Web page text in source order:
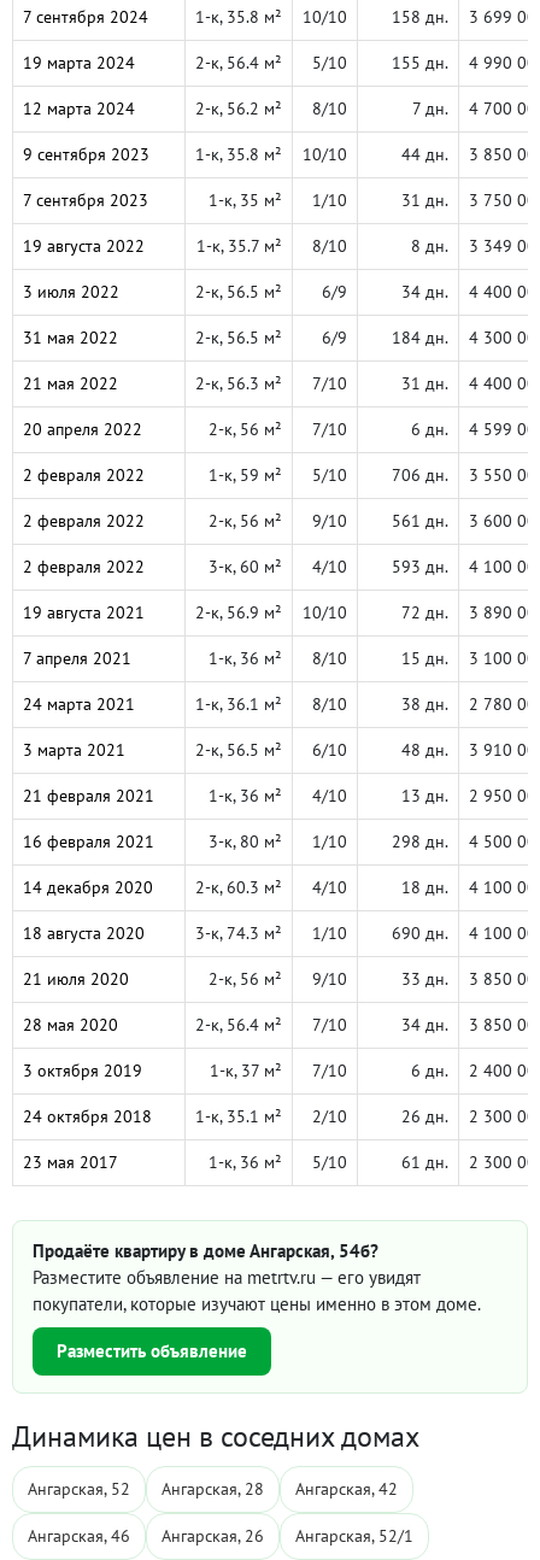
7 сентября 2024 1-к, 35.8 м² 10/10 158 дн. 3 699
19 марта 2024 2-к, 56.4 м² 5/10 155 дн. 4 990
12 марта 2024 2-к, 56.2 м² 8/10 7 дн. 4 700
9 сентября 2023 1-к, 35.8 м² 10/10 44 дн. 3 850
7 сентября 2023 1-к, 35 м² 1/10 31 дн. 3 750
19 августа 2022 1-к, 35.7 м² 8/10 8 дн. 3 349
3 июля 2022 2-к, 56.5 м² 6/9 34 дн. 4 400
31 мая 2022 2-к, 56.5 м² 6/9 184 дн. 4 300
21 мая 2022 2-к, 56.3 м² 7/10 31 дн. 4 400
20 апреля 2022 2-к, 56 м² 7/10 6 дн. 4 599
2 февраля 2022 1-к, 59 м² 5/10 706 дн. 3 550
2 февраля 2022 2-к, 56 м² 9/10 561 дн. 3 600
2 февраля 2022 3-к, 60 м² 4/10 593 дн. 4 100
19 августа 2021 2-к, 56.9 м² 10/10 72 дн. 3 890
7 апреля 2021 1-к, 36 м² 8/10 15 дн. 3 100
24 марта 2021 1-к, 36.1 м² 8/10 38 дн. 2 780
3 марта 2021 2-к, 56.5 м² 6/10 48 дн. 3 910
21 февраля 2021 1-к, 36 м² 4/10 13 дн. 2 950
16 февраля 2021 3-к, 80 м² 1/10 298 дн. 4 500
14 декабря 2020 2-к, 60.3 м² 4/10 18 дн. 4 100
18 августа 2020 3-к, 74.3 м² 1/10 690 дн. 4 100
21 июля 2020 2-к, 56 м² 9/10 33 дн. 3 850
28 мая 2020 2-к, 56.4 м² 7/10 34 дн. 3 850
3 октября 2019 1-к, 37 м² 7/10 6 дн. 2 400
24 октября 2018 1-к, 35.1 м² 2/10 26 дн. 2 300
23 мая 2017 1-к, 36 м² 5/10 61 дн. 2 300
Продаёте квартиру в доме Ангарская, 54б?
Разместите объявление на metrtv.ru — его увидят
покупатели, которые изучают цены именно в этом доме.
Разместить объявление
Динамика цен в соседних домах
Ангарская, 52 Ангарская, 28 Ангарская, 42
Ангарская, 46 Ангарская, 26 Ангарская, 52/1